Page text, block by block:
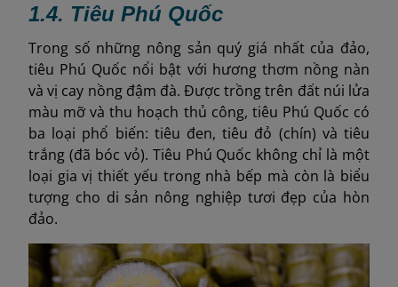
1.4. Tiêu Phú Quốc
Trong số những nông sản quý giá nhất của đảo,
tiêu Phú Quốc nổi bật với hương thơm nồng nàn
và vị cay nồng đậm đà. Được trồng trên đất núi lửa
màu mỡ và thu hoạch thủ công, tiêu Phú Quốc có
ba loại phổ biến: tiêu đen, tiêu đỏ (chín) và tiêu
trắng (đã bóc vỏ). Tiêu Phú Quốc không chỉ là một
loại gia vị thiết yếu trong nhà bếp mà còn là biểu
tượng cho di sản nông nghiệp tươi đẹp của hòn
đảo.